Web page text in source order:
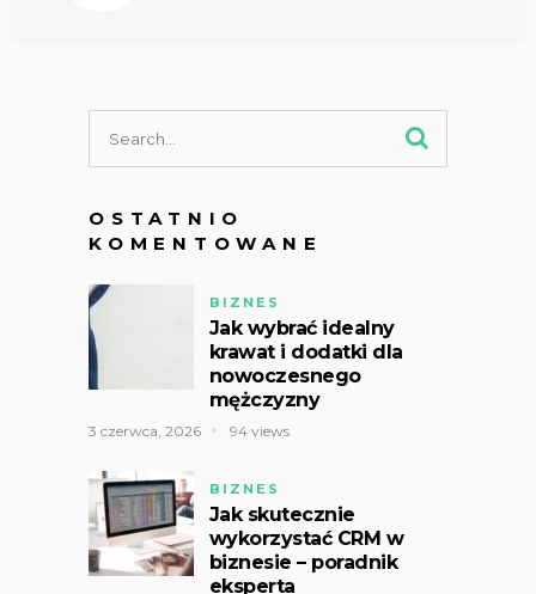
OSTATNIO
KOMENTOWANE
BIZNES
Jak wybrać idealny
krawat i dodatki dla
nowoczesnego
mężczyzny
3 czerwca, 2026 94 views
BIZNES
Jak skutecznie
wykorzystać CRM w
biznesie – poradnik
eksperta